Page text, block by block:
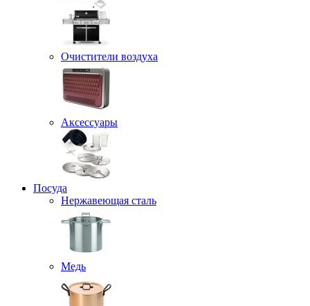
Очистители воздуха
Аксессуары
Посуда
Нержавеющая сталь
Медь